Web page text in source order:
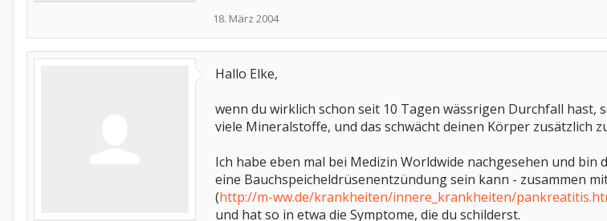
18. März 2004
Hallo Elke,
wenn du wirklich schon seit 10 Tagen wässrigen Durchfall
viele Mineralstoffe, und das schwächt deinen Körper zusätzlich
Ich habe eben mal bei Medizin Worldwide nachgesehen und
eine Bauchspeicheldrüsenentzündung sein kann - zusammen
(http://m-ww.de/krankheiten/innere_krankheiten/
und hat so in etwa die Symptome, die du schilderst.